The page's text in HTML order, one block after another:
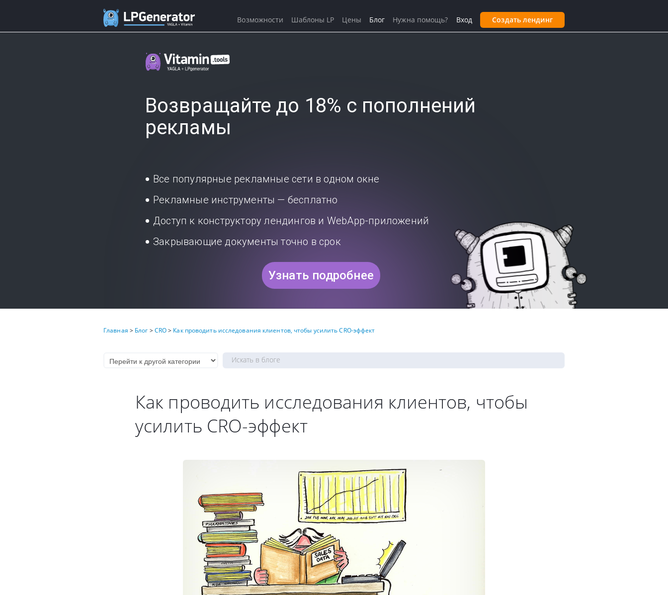
Возвращайте до 18% с пополнений
рекламы
Все популярные рекламные сети в одном окне
Рекламные инструменты — бесплатно
Доступ к конструктору лендингов и WebApp-приложений
Закрывающие документы точно в срок
Узнать подробнее
Главная > Блог >CRO> Как проводить исследования клиентов, чтобы усилить CRO-эффект
Как проводить исследования клиентов, чтобы
усилить CRO-эффект
Вход Создать лендинг
Возможности Шаблоны LP Цены Блог Нужна помощь?